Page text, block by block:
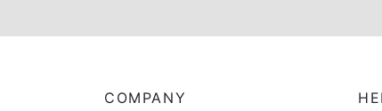
COMPANY